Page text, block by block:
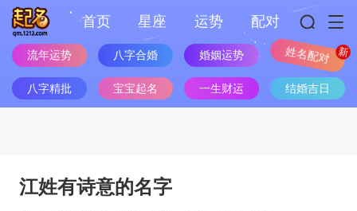
首页 星座 运势 配对
流年运势 八字合婚 婚姻运势 姓名配对
八字精批 宝宝起名 一生财运 结婚吉日
江姓有诗意的名字